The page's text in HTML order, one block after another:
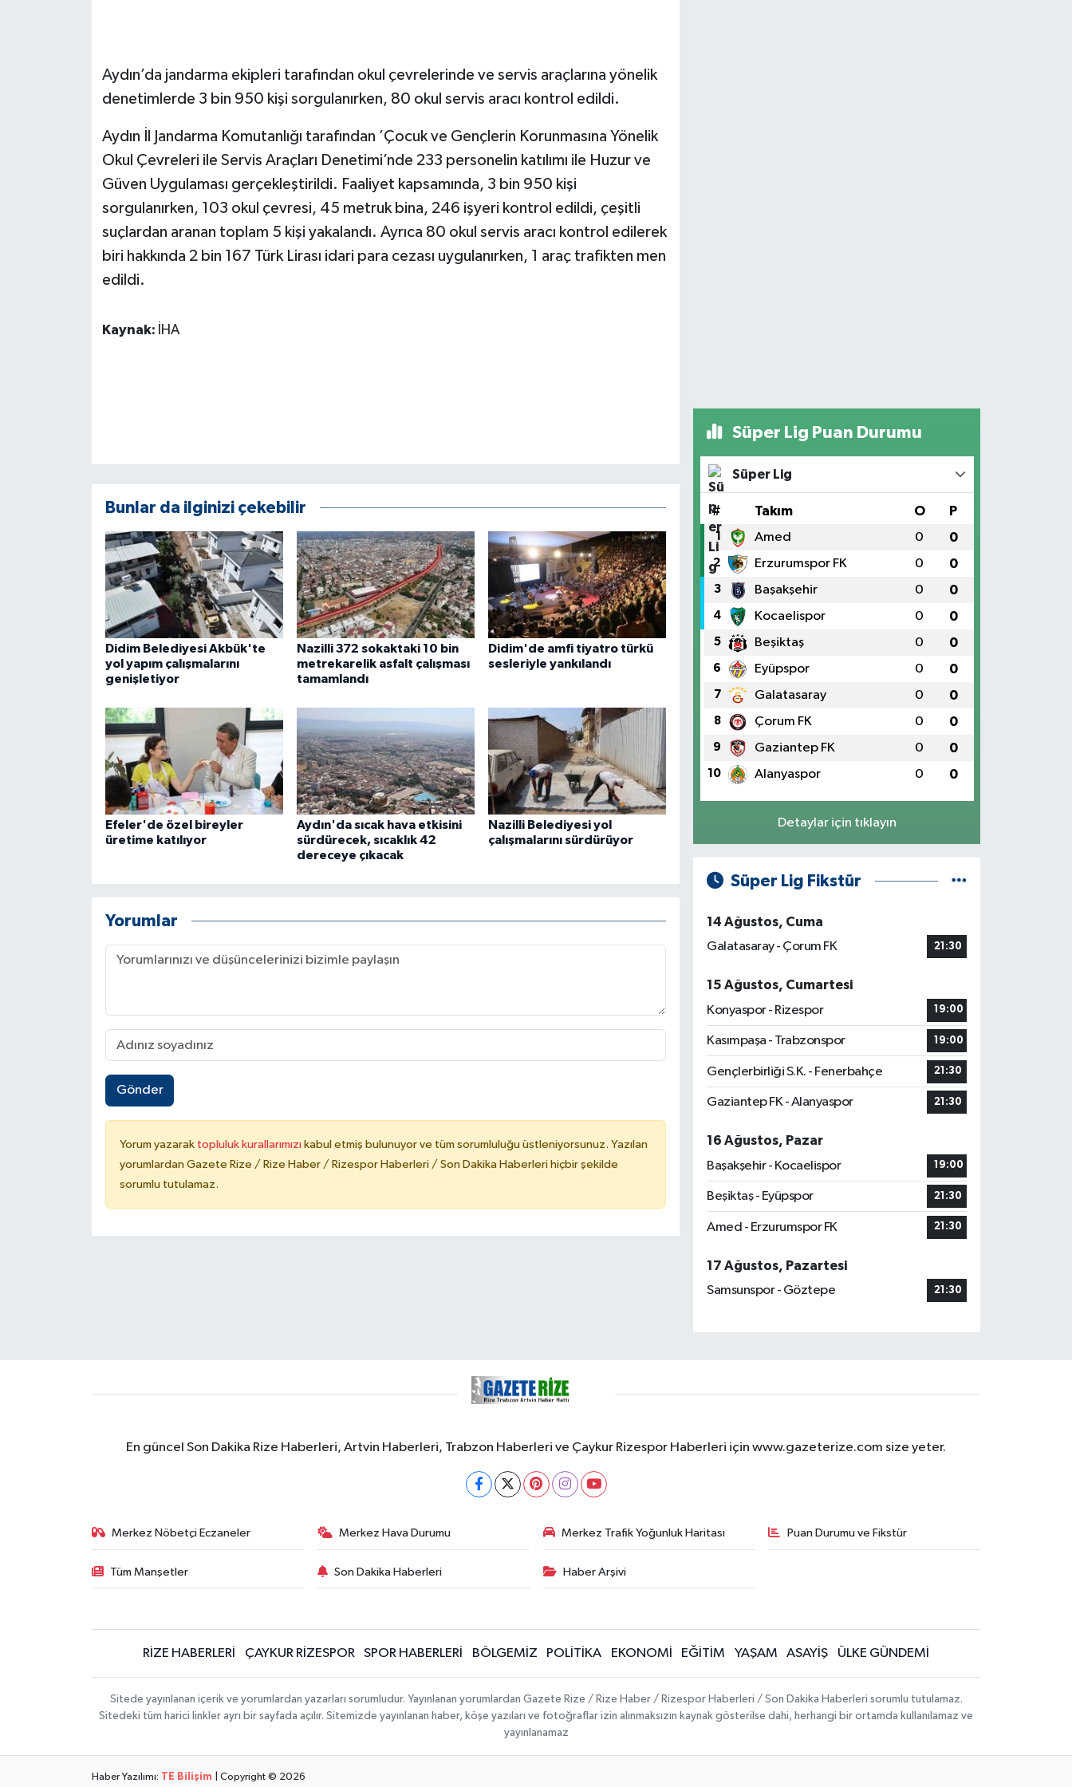
Aydın’da jandarma ekipleri tarafından okul çevrelerinde ve servis araçlarına yönelik
denetimlerde 3 bin 950 kişi sorgulanırken, 80 okul servis aracı kontrol edildi.
Aydın İl Jandarma Komutanlığı tarafından ’Çocuk ve Gençlerin Korunmasına Yönelik
Okul Çevreleri ile Servis Araçları Denetimi’nde 233 personelin katılımı ile Huzur ve
Güven Uygulaması gerçekleştirildi. Faaliyet kapsamında, 3 bin 950 kişi
sorgulanırken, 103 okul çevresi, 45 metruk bina, 246 işyeri kontrol edildi, çeşitli
suçlardan aranan toplam 5 kişi yakalandı. Ayrıca 80 okul servis aracı kontrol edilerek
biri hakkında 2 bin 167 Türk Lirası idari para cezası uygulanırken, 1 araç trafikten men
edildi.
Kaynak: İHA
Bunlar da ilginizi çekebilir
Didim Belediyesi Akbük'te
yol yapım çalışmalarını
genişletiyor
Nazilli 372 sokaktaki 10 bin
metrekarelik asfalt çalışması
tamamlandı
Didim'de amfi tiyatro türkü
sesleriyle yankılandı
Efeler'de özel bireyler
üretime katılıyor
Aydın'da sıcak hava etkisini
sürdürecek, sıcaklık 42
dereceye çıkacak
Nazilli Belediyesi yol
çalışmalarını sürdürüyor
Yorumlar
Gönder
Yorum yazarak topluluk kurallarımızı kabul etmiş bulunuyor ve tüm sorumluluğu üstleniyorsunuz. Yazılan
yorumlardan Gazete Rize / Rize Haber / Rizespor Haberleri / Son Dakika Haberleri hiçbir şekilde
sorumlu tutulamaz.
Süper Lig Puan Durumu
Süper Lig
# Takım O P
1 Amed 0 0
2 Erzurumspor FK 0 0
3 Başakşehir 0 0
4 Kocaelispor 0 0
5 Beşiktaş 0 0
6 Eyüpspor 0 0
7 Galatasaray 0 0
8 Çorum FK 0 0
9 Gaziantep FK 0 0
10 Alanyaspor 0 0
Detaylar için tıklayın
Süper Lig Fikstür
14 Ağustos, Cuma
Galatasaray - Çorum FK
21:30
15 Ağustos, Cumartesi
Konyaspor - Rizespor
19:00
Kasımpaşa - Trabzonspor 19:00
Gençlerbirliği S.K. - Fenerbahçe 21:30
Gaziantep FK - Alanyaspor 21:30
16 Ağustos, Pazar
Başakşehir - Kocaelispor
19:00
Beşiktaş - Eyüpspor 21:30
Amed - Erzurumspor FK 21:30
17 Ağustos, Pazartesi
Samsunspor - Göztepe
21:30
En güncel Son Dakika Rize Haberleri, Artvin Haberleri, Trabzon Haberleri ve Çaykur Rizespor Haberleri için www.gazeterize.com size yeter.
Merkez Nöbetçi Eczaneler Merkez Hava Durumu Merkez Trafik Yoğunluk Haritası Puan Durumu ve Fikstür
Tüm Manşetler Son Dakika Haberleri Haber Arşivi
RİZE HABERLERİ ÇAYKUR RİZESPOR SPOR HABERLERİ BÖLGEMİZ POLİTİKA EKONOMİ EĞİTİM YAŞAM ASAYİŞ ÜLKE GÜNDEMİ
Sitede yayınlanan içerik ve yorumlardan yazarları sorumludur. Yayınlanan yorumlardan Gazete Rize / Rize Haber / Rizespor Haberleri / Son Dakika Haberleri sorumlu tutulamaz.
Sitedeki tüm harici linkler ayrı bir sayfada açılır. Sitemizde yayınlanan haber, köşe yazıları ve fotoğraflar izin alınmaksızın kaynak gösterilse dahi, herhangi bir ortamda kullanılamaz ve
yayınlanamaz
Haber Yazılımı: TE Bilişim | Copyright © 2026
GÜNDEM
HABERDE İNSAN
İş Dünyası
Jandarma
SPOR HABERLERİ
TEKNOLOJİ
ÜLKE GÜNDEMİ